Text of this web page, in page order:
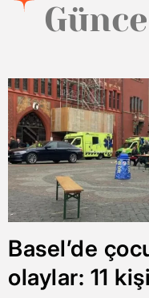
Basel’de
olaylar: 11